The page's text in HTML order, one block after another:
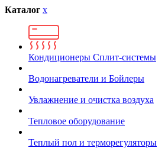
Каталог x
Кондиционеры Сплит-системы
Водонагреватели и Бойлеры
Увлажнение и очистка воздуха
Тепловое оборудование
Теплый пол и терморегуляторы